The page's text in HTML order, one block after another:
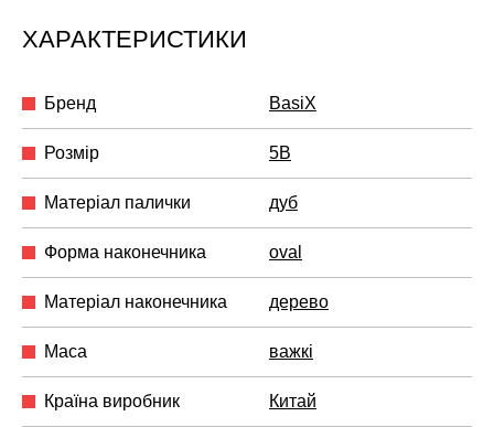
ХАРАКТЕРИСТИКИ
Бренд BasiX
Розмір 5B
Матеріал палички дуб
Форма наконечника oval
Матеріал наконечника дерево
Маса важкі
Країна виробник Китай